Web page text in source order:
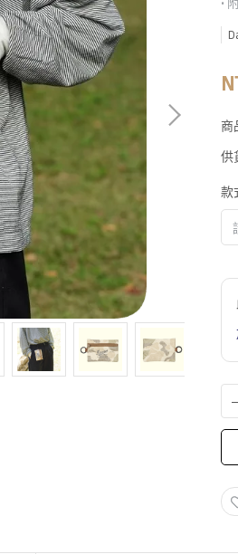
商
供
款